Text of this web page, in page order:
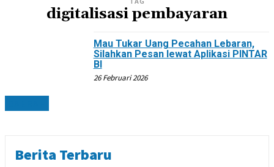
digitalisasi pembayaran
Mau Tukar Uang Pecahan Lebaran,
Silahkan Pesan lewat Aplikasi PINTAR
BI
26 Februari 2026
Berita Terbaru